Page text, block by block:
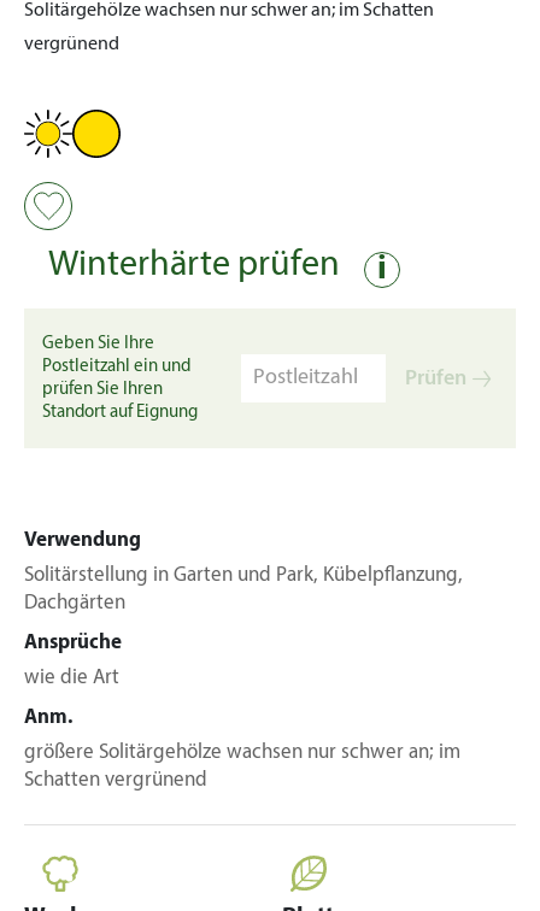
Solitärgehölze wachsen nur schwer an; im Schatten
vergrünend
Winterhärte prüfen i
Geben Sie Ihre
Postleitzahl ein und
prüfen Sie Ihren
Standort auf Eignung
Prüfen
Verwendung
Solitärstellung in Garten und Park, Kübelpflanzung,
Dachgärten
Ansprüche
wie die Art
Anm.
größere Solitärgehölze wachsen nur schwer an; im
Schatten vergrünend